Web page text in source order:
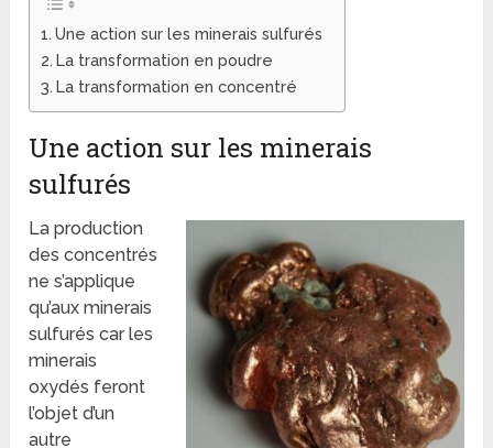
Une action sur les minerais sulfurés
La transformation en poudre
La transformation en concentré
Une action sur les minerais
sulfurés
La production
des concentrés
ne s’applique
qu’aux minerais
sulfurés car les
minerais
oxydés feront
l’objet d’un
autre